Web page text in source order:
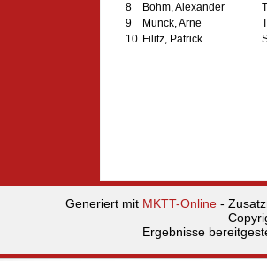
8
Bohm, Alexander
9
Munck, Arne
10 Filitz, Patrick
Generiert mit MKTT-Online -
Ergebnisse